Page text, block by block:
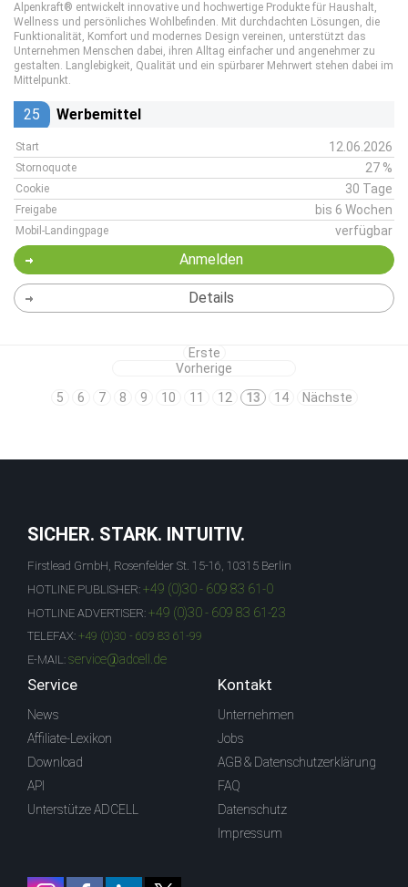
Alpenkraft® entwickelt innovative und hochwertige Produkte für Haushalt,
Wellness und persönliches Wohlbefinden. Mit durchdachten Lösungen, die
Funktionalität, Komfort und modernes Design vereinen, unterstützt das
Unternehmen Menschen dabei, ihren Alltag einfacher und angenehmer zu
gestalten. Langlebigkeit, Qualität und ein spürbarer Mehrwert stehen dabei im
Mittelpunkt.
25 Werbemittel
Start 12.06.2026
Stornoquote 27 %
Cookie 30 Tage
Freigabe bis 6 Wochen
Mobil-Landingpage verfügbar
Anmelden
Details
Erste
Vorherige
5
6 7 8 9 10 11 12 13 14 Nächste
SICHER. STARK. INTUITIV.
Firstlead GmbH, Rosenfelder St. 15-16, 10315 Berlin
HOTLINE PUBLISHER: +49 (0)30 - 609 83 61-0
HOTLINE ADVERTISER: +49 (0)30 - 609 83 61-23
TELEFAX: +49 (0)30 - 609 83 61-99
E-MAIL: service@adcell.de
Service
News
Affiliate-Lexikon
Download
API
Unterstütze ADCELL
Kontakt
Unternehmen
Jobs
AGB & Datenschutzerklärung
FAQ
Datenschutz
Impressum